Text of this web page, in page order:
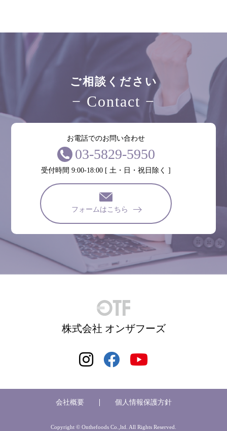
ご相談ください
− Contact −
お電話でのお問い合わせ
03-5829-5950
受付時間 9:00-18:00 [ 土・日・祝日除く ]
フォームはこちら
株式会社 オンザフーズ
会社概要 個人情報保護方針
Copyright © Onthefoods Co.,ltd. All Rights Reserved.